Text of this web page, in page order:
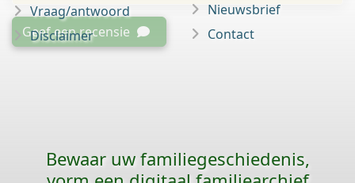
Geef een recensie
Vraag/antwoord
Disclaimer
Nieuwsbrief
Contact
Bewaar uw familie­geschiedenis,